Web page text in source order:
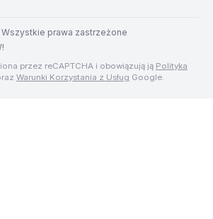
prawa zastrzeżone
przez reCAPTCHA i obowiązują ją Polityka
Warunki Korzystania z Usług Google.